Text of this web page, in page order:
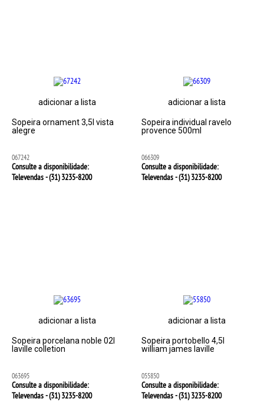
adicionar a lista
Sopeira ornament 3,5l vista
alegre
067242
Consulte a disponibilidade:
Televendas - (31)3235-8200
adicionar a lista
Sopeira individual ravelo
provence 500ml
066309
Consulte a disponibilidade:
Televendas - (31)3235-8200
adicionar a lista
Sopeira porcelana noble 02l
laville colletion
063695
Consulte a disponibilidade:
Televendas - (31)3235-8200
adicionar a lista
Sopeira portobello 4,5l
william james laville
055850
Consulte a disponibilidade:
Televendas - (31)3235-8200